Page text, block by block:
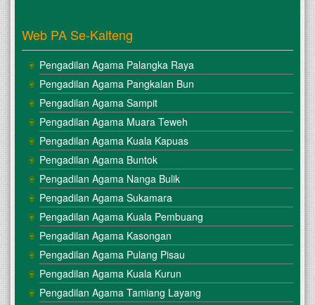
Web PA Se-Kalteng
Pengadilan Agama Palangka Raya
Pengadilan Agama Pangkalan Bun
Pengadilan Agama Sampit
Pengadilan Agama Muara Teweh
Pengadilan Agama Kuala Kapuas
Pengadilan Agama Buntok
Pengadilan Agama Nanga Bulik
Pengadilan Agama Sukamara
Pengadilan Agama Kuala Pembuang
Pengadilan Agama Kasongan
Pengadilan Agama Pulang Pisau
Pengadilan Agama Kuala Kurun
Pengadilan Agama Tamiang Layang